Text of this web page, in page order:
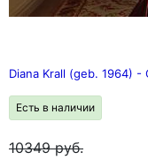
Diana Krall (geb. 1964) -
Есть в наличии
10349руб.